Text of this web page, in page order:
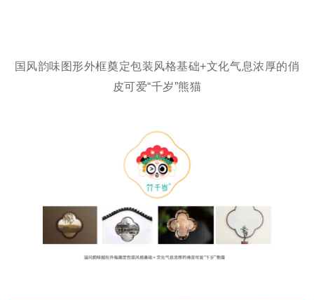
国风韵味图形外框奠定包装风格基础+文化气息浓厚的俏
皮可爱“千岁”熊猫